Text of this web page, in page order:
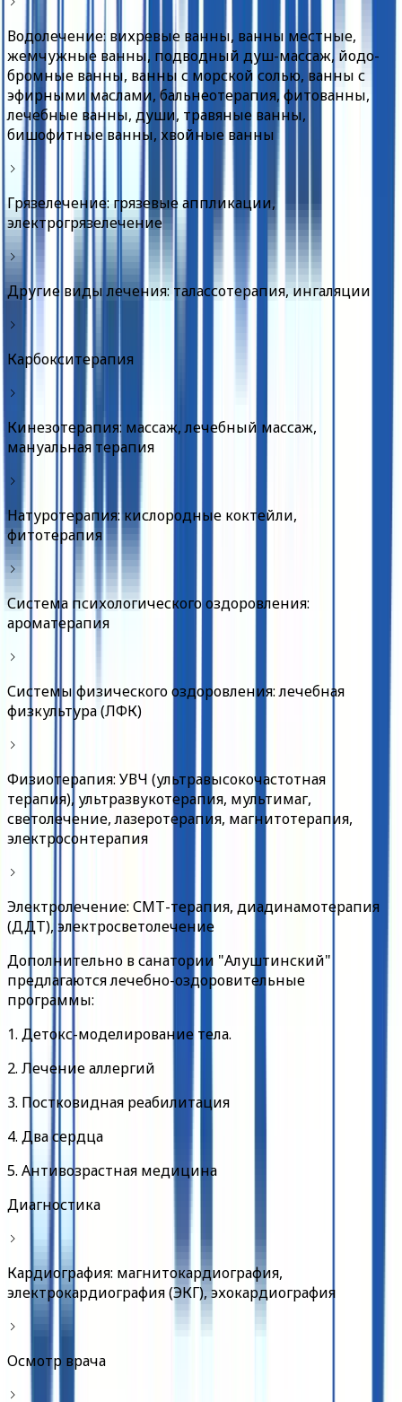
Водолечение: вихревые ванны, ванны местные,
жемчужные ванны, подводный душ-массаж, йодо-
бромные ванны, ванны с морской солью, ванны с
эфирными маслами, бальнеотерапия, фитованны,
лечебные ванны, души, травяные ванны,
бишофитные ванны, хвойные ванны
Грязелечение: грязевые аппликации,
электрогрязелечение
Другие виды лечения: талассотерапия, ингаляции
Карбокситерапия
Кинезотерапия: массаж, лечебный массаж,
мануальная терапия
Натуротерапия: кислородные коктейли,
фитотерапия
Система психологического оздоровления:
ароматерапия
Системы физического оздоровления: лечебная
физкультура (ЛФК)
Физиотерапия: УВЧ (ультравысокочастотная
терапия), ультразвукотерапия, мультимаг,
светолечение, лазеротерапия, магнитотерапия,
электросонтерапия
Электролечение: СМТ-терапия, диадинамотерапия
(ДДТ), электросветолечение
Дополнительно в санатории "Алуштинский"
предлагаются лечебно-оздоровительные
программы:
1. Детокс-моделирование тела.
2. Лечение аллергий
3. Постковидная реабилитация
4. Два сердца
5. Антивозрастная медицина
Диагностика
Кардиография: магнитокардиография,
электрокардиография (ЭКГ), эхокардиография
Осмотр врача